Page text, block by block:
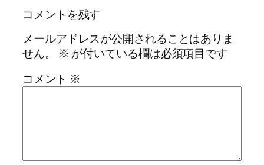
コメントを残す
メールアドレスが公開されることはありま
せん。
※ が付いている欄は必須項目です
コメント ※